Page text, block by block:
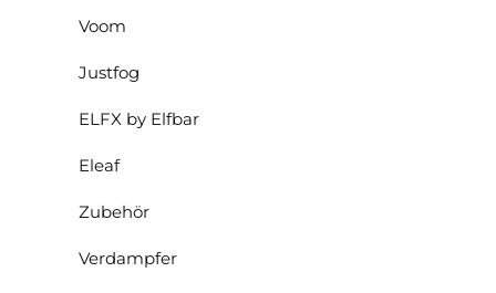
Voom
Justfog
ELFX by Elfbar
Eleaf
Zubehör
Verdampfer